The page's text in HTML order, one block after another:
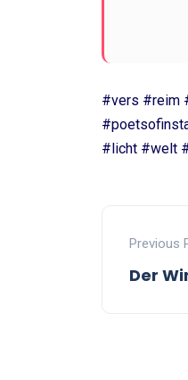
#vers #reim
#licht #welt
Previous
Der